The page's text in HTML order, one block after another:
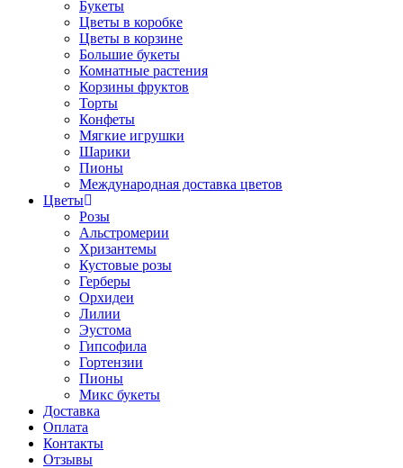
Букеты
Цветы в коробке
Цветы в корзине
Большие букеты
Комнатные растения
Корзины фруктов
Торты
Конфеты
Мягкие игрушки
Шарики
Пионы
Международная доставка цветов
Цветы
Розы
Альстромерии
Хризантемы
Кустовые розы
Герберы
Орхидеи
Лилии
Эустома
Гипсофила
Гортензии
Пионы
Микс букеты
Доставка
Оплата
Контакты
Отзывы